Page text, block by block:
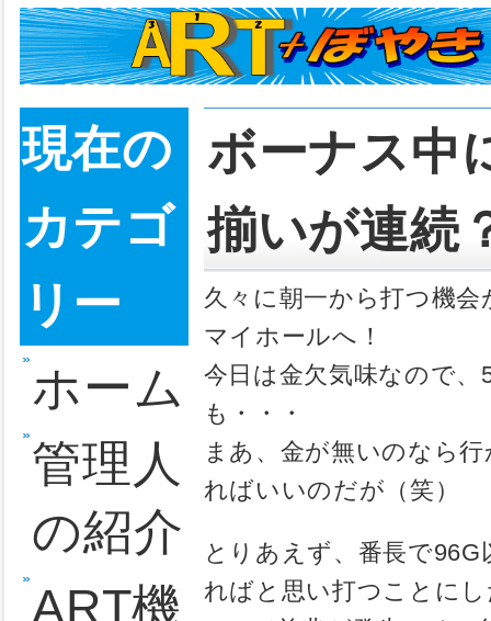
現在の
カテゴ
リー
ホーム
ボー
揃い
久々に朝一
マイホール
今日は金欠
も・・・